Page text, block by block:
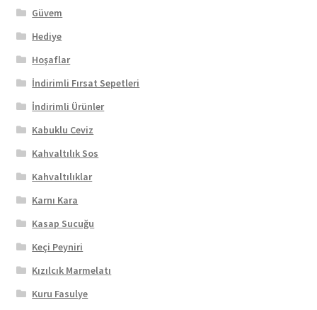
Güvem
Hediye
Hoşaflar
İndirimli Fırsat Sepetleri
İndirimli Ürünler
Kabuklu Ceviz
Kahvaltılık Sos
Kahvaltılıklar
Karnı Kara
Kasap Sucuğu
Keçi Peyniri
Kızılcık Marmelatı
Kuru Fasulye